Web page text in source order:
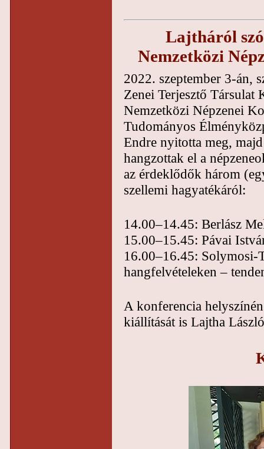
Lajtháról
Nemzetközi
2022. szeptember 3-án,
Zenei Terjesztő Társulat
Nemzetközi Népzenei
Tudományos
Endre nyitotta meg,
hangzottak el a
az érdeklődők három
szellemi hagyatékáról:
14.00–14.45: Berlász
15.00–15.45: Pávai
16.00–16.45: Solymosi-
hangfelvételeken –
A konferencia
kiállítását is Lajtha